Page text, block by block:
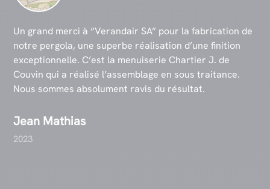
Un grand merci à “Verandair SA” pour la fabrication de
notre pergola, une superbe réalisation d’une finition
exceptionnelle. C’est la menuiserie Chartier J. de
Couvin qui a réalisé l’assemblage en sous traitance.
Nous sommes absolument ravis du résultat.
Jean Mathias
2023